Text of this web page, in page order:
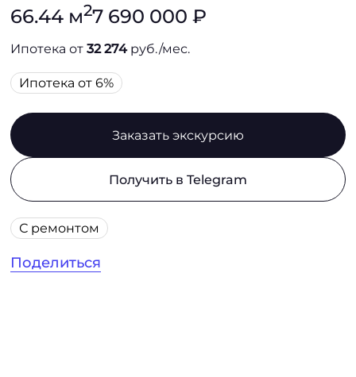
66.44 м27 690 000 ₽
Ипотека от32 274руб./мес.
Ипотека от 6%
Заказать экскурсию
Получить в Telegram
С ремонтом
Поделиться